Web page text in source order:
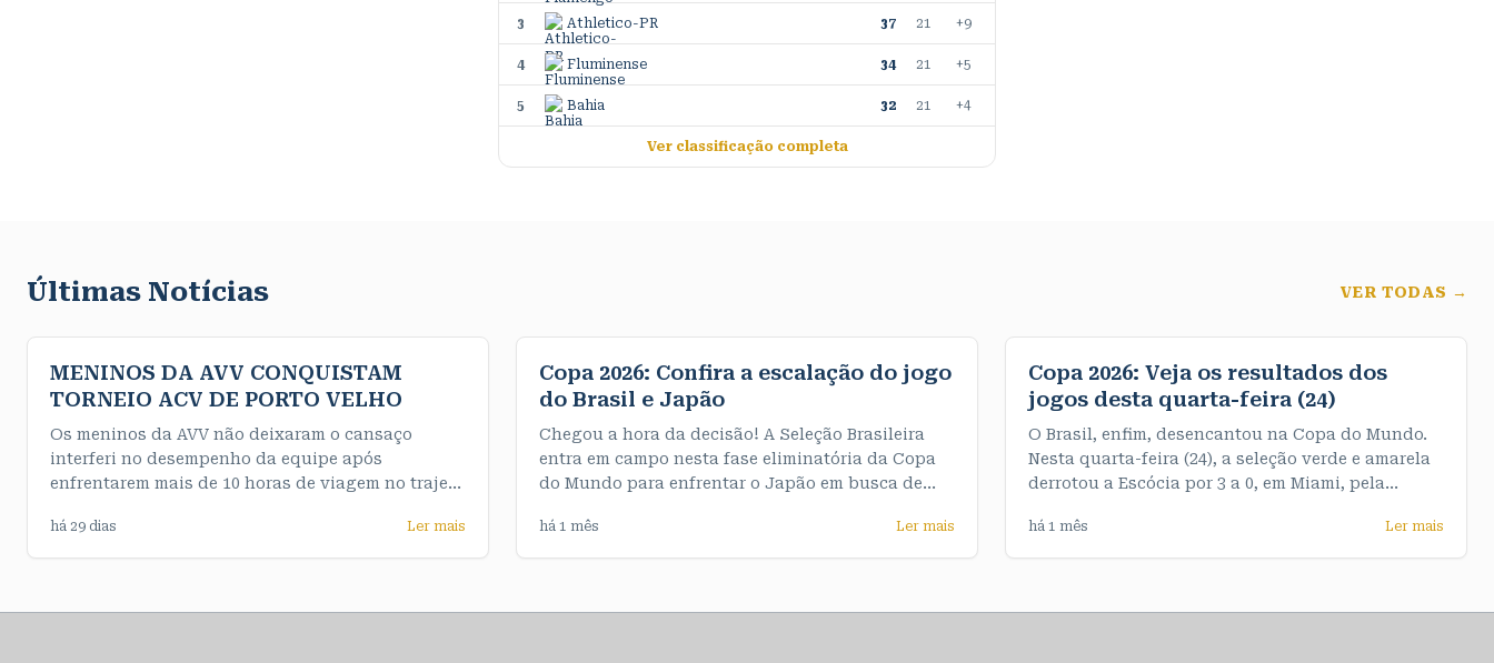
3 Athletico-PR 37 21 +9
4 Fluminense 34 21 +5
5 Bahia 32 21 +4
Ver classificação completa
Últimas Notícias VER TODAS →
MENINOS DA AVV CONQUISTAM
TORNEIO ACV DE PORTO VELHO
Os meninos da AVV não deixaram o cansaço
interferi no desempenho da equipe após
enfrentarem mais de 10 horas de viagem no trajeto
conquistaram o título da competição de forma
invicta. Nossos meninos do sub 16 fizeram uma
há 29 dias Ler mais
Copa 2026: Confira a escalação do jogo
do Brasil e Japão
Chegou a hora da decisão! A Seleção Brasileira
entra em campo nesta fase eliminatória da Copa
do Mundo para enfrentar o Japão em busca de
às 13h (horário de Rondônia). A partir de agora,
não há espaço para erros: quem vencer avança, e
há 1 mês Ler mais
Copa 2026: Veja os resultados dos
jogos desta quarta-feira (24)
O Brasil, enfim, desencantou na Copa do Mundo.
Nesta quarta-feira (24), a seleção verde e amarela
derrotou a Escócia por 3 a 0, em Miami, pela
garantiu o primeiro objetivo do Mundial, que era
terminar o grupo na liderança, com sete pontos. >>
há 1 mês Ler mais